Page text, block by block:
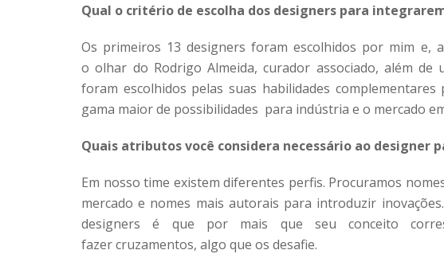
Qual o critério de escolha dos designers para
Os primeiros 13 designers foram escolhidos por mim e,
o olhar do Rodrigo Almeida, curador associado, além de
foram escolhidos pelas suas habilidades
gama maior de possibilidades para indústria e o mercado
Quais atributos você considera necessário ao designer
Em nosso time existem diferentes perfis. Procuramos
mercado e nomes mais autorais para introduzir
designers é que por mais que seu conceito
fazer cruzamentos, algo que os desafie.